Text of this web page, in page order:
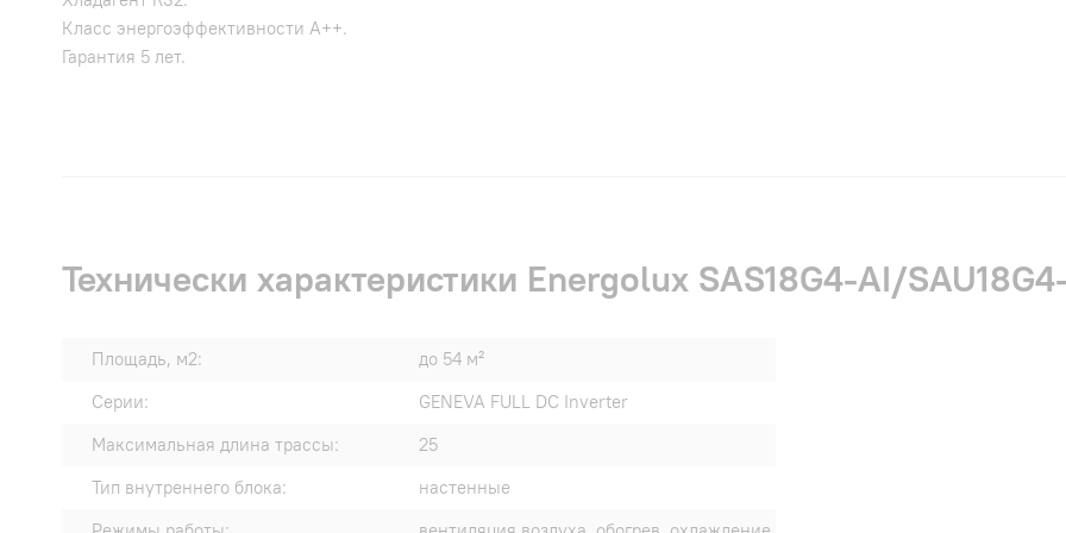
Класс энергоэффективности A++.
Гарантия 5 лет.
Технически характеристики Energolux SAS18G4-AI/
Площадь, м2:
до 54 м²
Серии:
GENEVA FULL DC Inverter
Максимальная длина трассы:
25
Тип внутреннего блока:
настенные